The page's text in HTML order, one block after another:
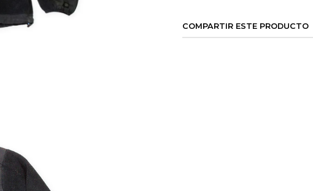
COMPARTIR ESTE PRODUCTO